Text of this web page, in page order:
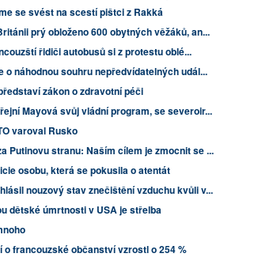
se svést na scestí pištci z Rakká
prý obloženo 600 obytných věžáků, an...
řidiči autobusů si z protestu oblé...
o náhodnou souhru nepředvídatelných udál...
zákon o zdravotní péči
Mayová svůj vládní program, se severoir...
varoval Rusko
Putinovu stranu: Naším cílem je zmocnit se ...
osobu, která se pokusila o atentát
nouzový stav znečištění vzduchu kvůli v...
dětské úmrtnosti v USA je střelba
francouzské občanství vzrostl o 254 %